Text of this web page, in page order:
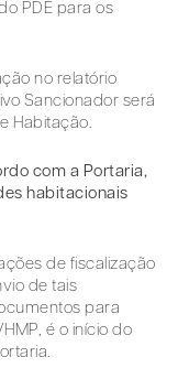
PDE para os
no relatório
Sancionador será
Habitação.
com a Portaria,
habitacionais
de fiscalização
de tais
para
é o início do